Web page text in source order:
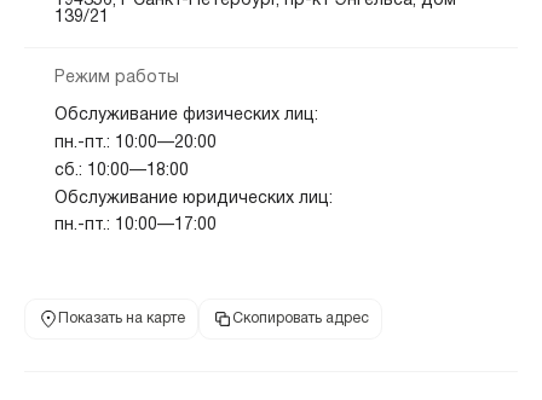
139/21
Режим работы
Обслуживание физических лиц:
пн.-пт.: 10:00—20:00
сб.: 10:00—18:00
Обслуживание юридических лиц:
пн.-пт.: 10:00—17:00
Показать на карте Скопировать адрес